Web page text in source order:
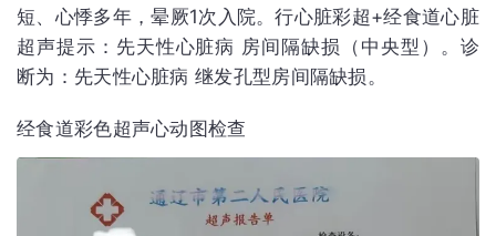
短、心悸多年，晕厥1次入院。行心脏彩超+经食道心脏
超声提示：先天性心脏病 房间隔缺损（中央型）。诊
断为：先天性心脏病 继发孔型房间隔缺损。
经食道彩色超声心动图检查